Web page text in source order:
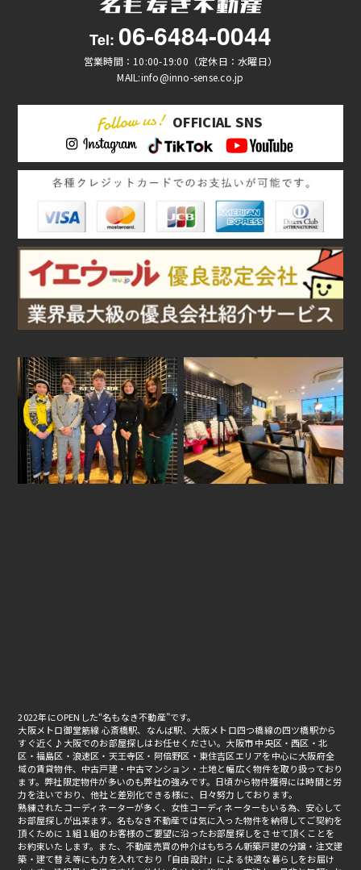
Tel: 06-6484-0044
営業時間：10:00-19:00（定休日：水曜日）
MAIL:info@inno-sense.co.jp
OFFICIAL SNS
2022年にOPENした“名もなき不動産”です。
大阪メトロ御堂筋線 心斎橋駅、なんば駅、大阪メトロ四つ橋線の四ツ橋駅から
すぐ近く♪大阪でのお部屋探しはお任せください。大阪市 中央区・西区・北
区・福島区・浪速区・天王寺区・阿倍野区・東住吉区エリアを中心に大阪府全
域の賃貸物件、中古戸建・中古マンション・土地と幅広く物件を取り扱っており
ます。弊社限定物件が多いのも弊社の強みです。日頃から物件獲得には時間と労
力を注いでおり、他社と差別化できる様に、日々努力しております。
熟練されたコーディネーターが多く、女性コーディネーターもいる為、安心して
お部屋探しが出来ます。名もなき不動産では気に入った物件を納得してご契約を
頂くために１組１組のお客様のご要望に沿ったお部屋探しをさせて頂くことを
お約束いたします。また、不動産売買の仲介はもちろん新築戸建の分譲・注文建
築・建て替え等にも力を入れており「自由設計」による快適な暮らしをお届け